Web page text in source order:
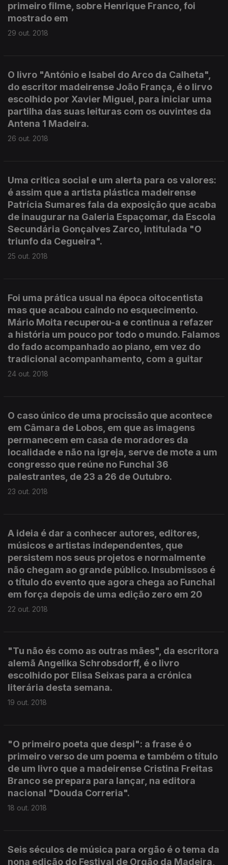
primeiro filme, sobre Henrique Franco, foi
mostrado em
29 out. 2018
O livro "António e Isabel do Arco da Calheta",
do escritor madeirense João França, é o lirvo
escolhido por Xavier Miguel, para iniciar uma
partilha das suas leituras com os ouvintes da
Antena 1 Madeira.
26 out. 2018
Uma critica social e um alerta para os valores:
é assim que a artista plástica madeirense
Patrícia Sumares fala da exposição que acaba
de inaugurar na Galeria Espaçomar, da Escola
Secundária Gonçalves Zarco, intitulada "O
triunfo da Cegueira".
25 out. 2018
Foi uma prática usual na época oitocentista
mas que acabou caindo no esquecimento.
Mário Moita recuperou-a e continua a refazer
a história um pouco por todo o mundo. Falamos
do fado acompanhado ao piano, em vez do
tradicional acompanhamento, com a guitar
24 out. 2018
O caso único de uma procissão que acontece
em Câmara de Lobos, em que as imagens
permanecem em casa de moradores da
localidade e não na igreja, serve de mote a um
congresso que reúne no Funchal 36
palestrantes, de 23 a 26 de Outubro.
23 out. 2018
A ideia é dar a conhecer autores, editores,
músicos e artistas independentes, que
persistem nos seus projetos e normalmente
não chegam ao grande público. Insubmissos é
o título do evento que agora chega ao Funchal
em força depois de uma edição zero em 20
22 out. 2018
"Tu não és como as outras mães", da escritora
alemã Angelika Schrobsdorff, é o livro
escolhido por Elisa Seixas para a crónica
literária desta semana.
19 out. 2018
"O primeiro poeta que despi": a frase é o
primeiro verso de um poema e também o título
de um livro que a madeirense Cristina Freitas
Branco se prepara para lançar, na editora
nacional "Douda Correria".
18 out. 2018
Seis séculos de música para orgão é o tema da
nona edição do Festival de Orgão da Madeira,